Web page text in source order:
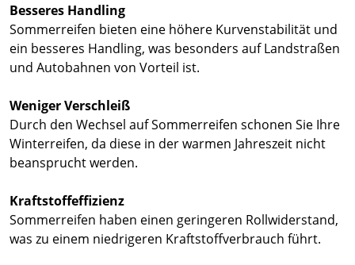
Besseres Handling
Sommerreifen bieten eine höhere Kurvenstabilität und
ein besseres Handling, was besonders auf Landstraßen
und Autobahnen von Vorteil ist.
Weniger Verschleiß
Durch den Wechsel auf Sommerreifen schonen Sie Ihre
Winterreifen, da diese in der warmen Jahreszeit nicht
beansprucht werden.
Kraftstoffeffizienz
Sommerreifen haben einen geringeren Rollwiderstand,
was zu einem niedrigeren Kraftstoffverbrauch führt.